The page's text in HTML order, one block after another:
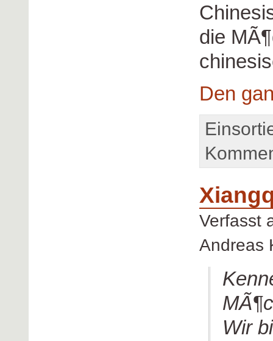
die
Den
Verfasst
Andreas
Wir